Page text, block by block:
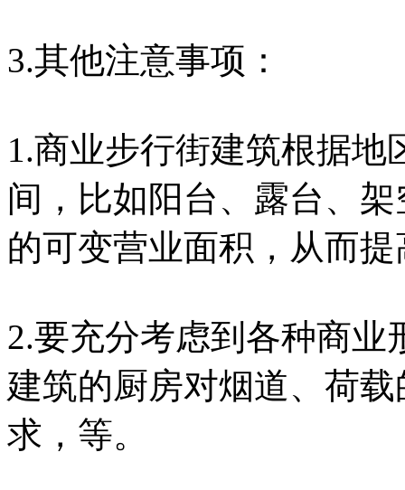
3.其他注意事项：
1.商业步行街建筑根据
间，比如阳台、露台、
的可变营业面积，从而
2.要充分考虑到各种商
建筑的厨房对烟道、荷
求，等。